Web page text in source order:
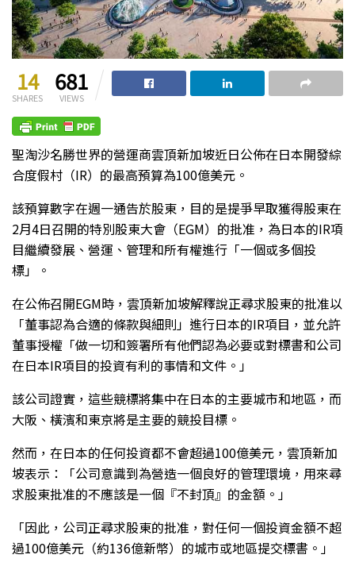
14
SHARES
681
VIEWS
聖淘沙名勝世界的營運商雲頂新加坡近日公佈在日本開發綜
合度假村（IR）的最高預算為100億美元。
該預算數字在週一通告於股東，目的是提爭早取獲得股東在
2月4日召開的特別股東大會（EGM）的批准，為日本的IR項
目繼續發展、營運、管理和所有權進行「一個或多個投
標」。
在公佈召開EGM時，雲頂新加坡解釋說正尋求股東的批准以
「董事認為合適的條款與細則」進行日本的IR項目，並允許
董事授權「做一切和簽署所有他們認為必要或對標書和公司
在日本IR項目的投資有利的事情和文件。」
該公司證實，這些競標將集中在日本的主要城市和地區，而
大阪、橫濱和東京將是主要的競投目標。
然而，在日本的任何投資都不會超過100億美元，雲頂新加
坡表示：「公司意識到為營造一個良好的管理環境，用來尋
求股東批准的不應該是一個『不封頂』的金額。」
「因此，公司正尋求股東的批准，對任何一個投資金額不超
過100億美元（約136億新幣）的城市或地區提交標書。」